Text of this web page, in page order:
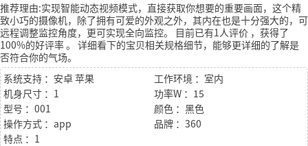
推荐理由:实现智能动态视频模式，直接获取你想要的重要画面，这个精
致小巧的摄像机，除了拥有可爱的外观之外，其内在也是十分强大的，可
远程调整监控角度，更可实现全向监控。
目前已有1人评价 ，获得了
100%的好评率。 详细看下的宝贝相关规格细节，能够更详细的了解是
否符合你的气场。
系统支持 ：安卓 苹果
工作环境 ：室内
机身尺寸 ：1
功率W ：15
型号 ：001
颜色 ：黑色
操作方式 ：app
品牌 ：360
特点 ：1